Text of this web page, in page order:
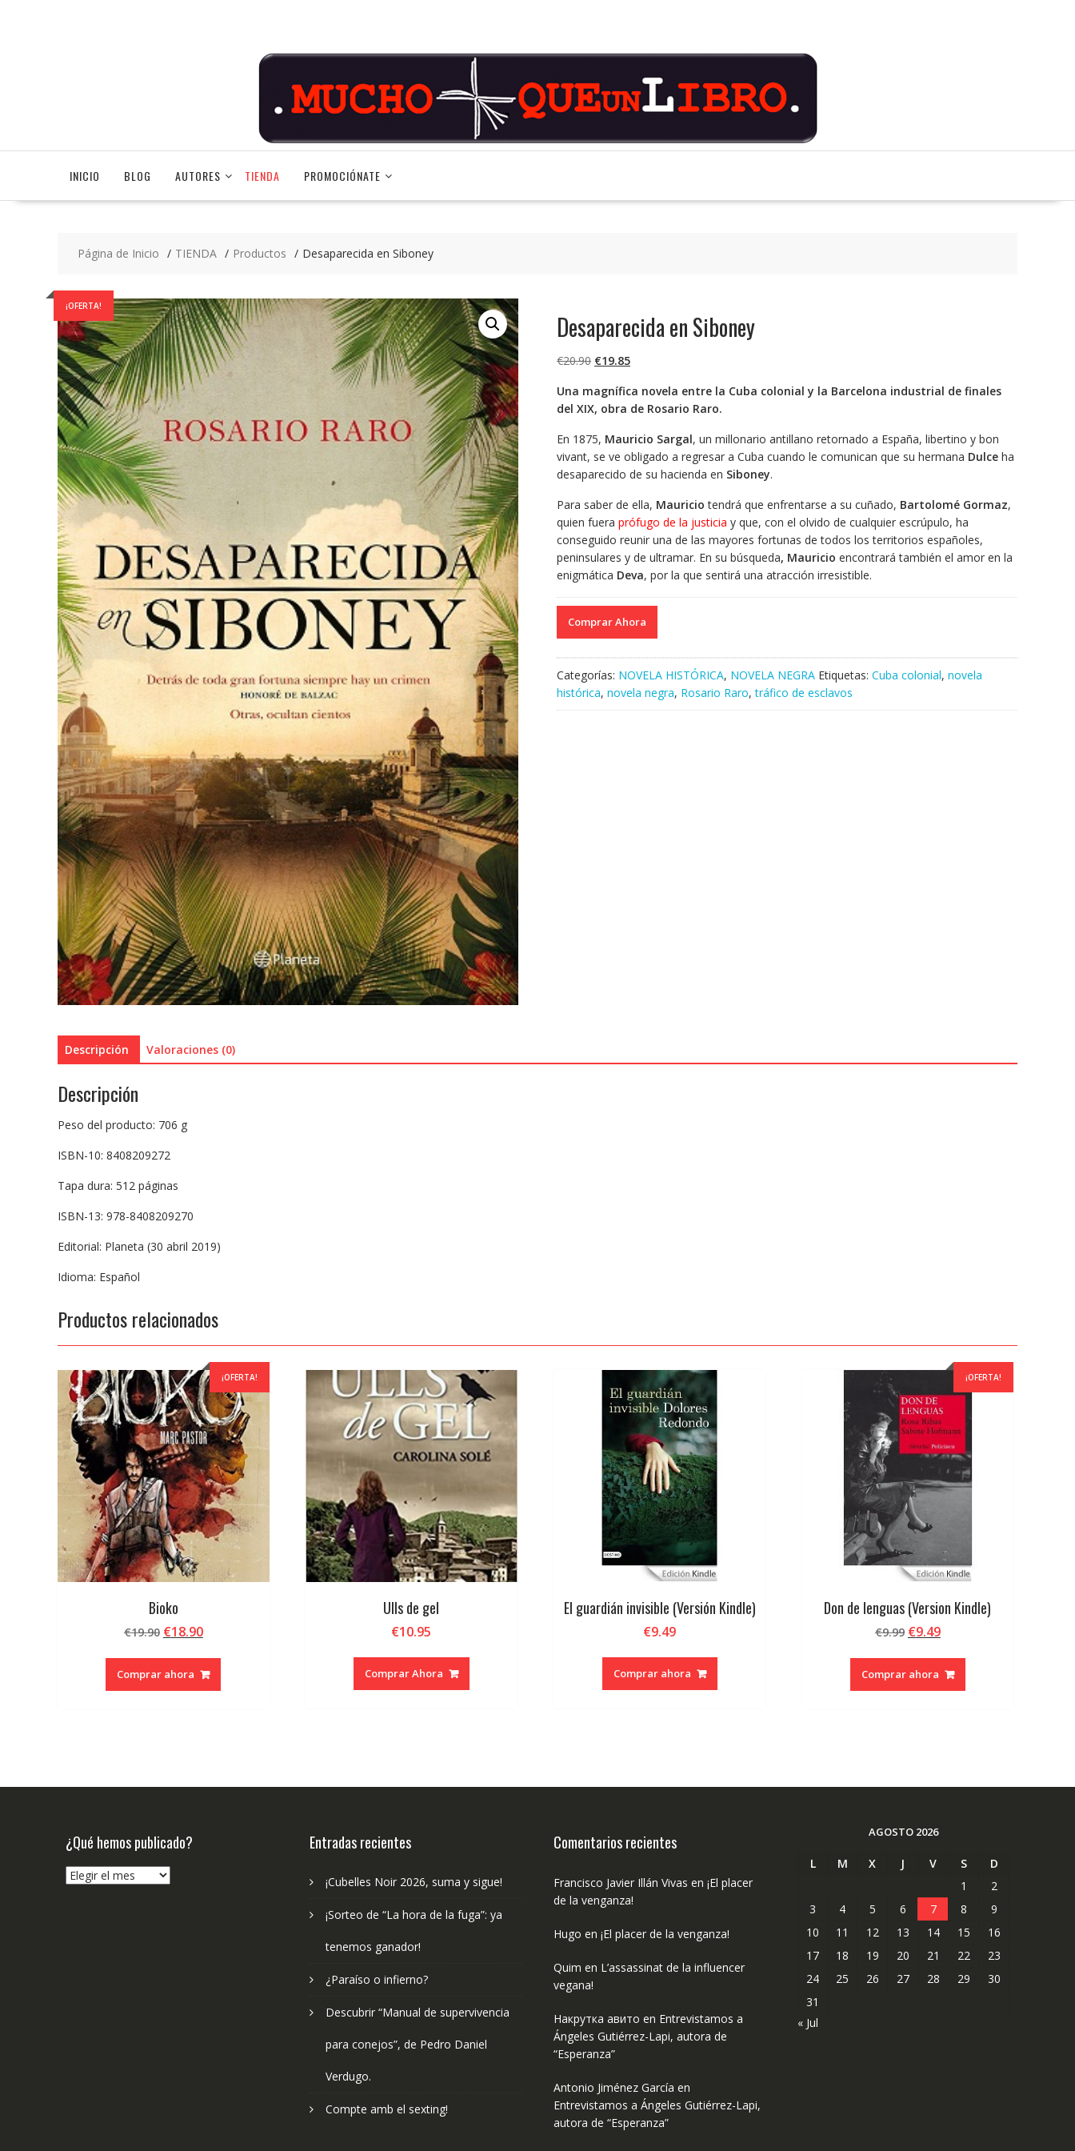
INICIO BLOG AUTORES TIENDA PROMOCIÓNATE
Página de Inicio TIENDA Productos Desaparecida en Siboney
¡OFERTA!
Desaparecida en Siboney
€20.90 El
original
era:
€19.85El
actual
es:
Una magnífica novela entre la Cuba colonial y la Barcelona industrial de finales
del XIX, obra de Rosario Raro.
En 1875, Mauricio Sargal, un millonario antillano retornado a España, libertino y bon
vivant, se ve obligado a regresar a Cuba cuando le comunican que su hermana Dulce ha
desaparecido de su hacienda en Siboney.
Para saber de ella, Mauricio tendrá que enfrentarse a su cuñado, Bartolomé Gormaz,
quien fuera prófugo de la justicia y que, con el olvido de cualquier escrúpulo, ha
conseguido reunir una de las mayores fortunas de todos los territorios españoles,
peninsulares y de ultramar. En su búsqueda, Mauricio encontrará también el amor en la
enigmática Deva, por la que sentirá una atracción irresistible.
Comprar Ahora
Categorías: NOVELA HISTÓRICA, NOVELA NEGRA Etiquetas: Cuba colonial, novela
histórica, novela negra, Rosario Raro,tráfico de esclavos
Descripción Valoraciones (0)
Descripción
Peso del producto: 706 g
ISBN-10: 8408209272
Tapa dura: 512 páginas
ISBN-13: 978-8408209270
Editorial: Planeta (30 abril 2019)
Idioma: Español
Productos relacionados
¡OFERTA!
Bioko
€19.90 El
original
era:
€18.90El
actual
es:
Comprar ahora
Ulls de gel
€10.95
Comprar Ahora
El guardián invisible (Versión Kindle)
€9.49
Comprar ahora
¡OFERTA!
Don de lenguas (Version Kindle)
€9.99 El
original
era:
€9.49El
actual
es:
Comprar ahora
¿Qué hemos publicado?
¿Qué
Entradas recientes
¡Cubelles Noir 2026, suma y sigue!
¡Sorteo de “La hora de la fuga”: ya
tenemos ganador!
¿Paraíso o infierno?
Descubrir “Manual de supervivencia
para conejos”, de Pedro Daniel
Verdugo.
Compte amb el sexting!
Comentarios recientes
Francisco Javier Illán Vivas en ¡El placer
de la venganza!
Hugo en ¡El placer de la venganza!
Quim en L’assassinat de la influencer
vegana!
Накрутка авито en Entrevistamos a
Ángeles Gutiérrez-Lapi, autora de
“Esperanza”
Antonio Jiménez García en
Entrevistamos a Ángeles Gutiérrez-Lapi,
autora de “Esperanza”
AGOSTO 2026
L M X J V S
D
1
2
3
4 5 6 7 8
9
10
11 12 13 14 15
16
17
18 19 20 21 22
23
24
25 26 27 28 29
30
31
« Jul